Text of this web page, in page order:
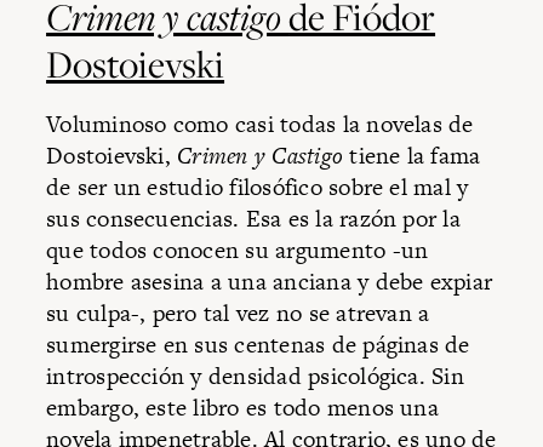
Crimen y castigode Fiódor
Dostoievski
Voluminoso como casi todas la novelas de
Dostoievski, Crimen y Castigotiene la fama
de ser un estudio filosófico sobre el mal y
sus consecuencias. Esa es la razón por la
que todos conocen su argumento -un
hombre asesina a una anciana y debe expiar
su culpa-, pero tal vez no se atrevan a
sumergirse en sus centenas de páginas de
introspección y densidad psicológica. Sin
embargo, este libro es todo menos una
novela impenetrable. Al contrario, es uno de